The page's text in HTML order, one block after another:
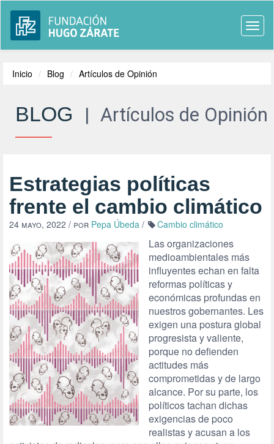
Inicio Blog Artículos de Opinión
BLOG | Artículos de Opinión
Estrategias políticas
frente el cambio climático
24 mayo, 2022 / por Pepa Úbeda / Cambio climático
Las organizaciones
medioambientales más
influyentes echan en falta
reformas políticas y
económicas profundas en
nuestros gobernantes. Les
exigen una postura global
progresista y valiente,
porque no defienden
actitudes más
comprometidas y de largo
alcance. Por su parte, los
políticos tachan dichas
exigencias de poco
realistas y acusan a los